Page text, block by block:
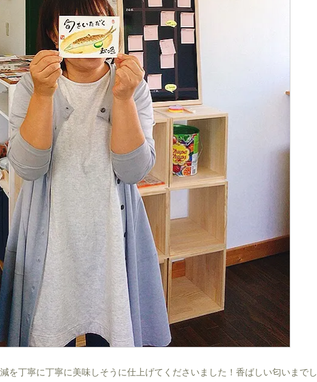
を丁寧に丁寧に美味しそうに仕上げてくださいました！香ばしい匂いまでし